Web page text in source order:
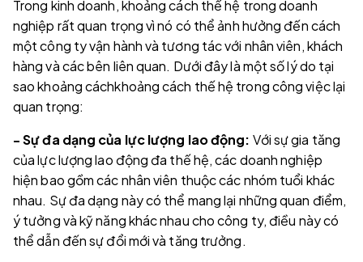
Trong kinh doanh, khoảng cách thế hệ trong doanh
nghiệp rất quan trọng vì nó có thể ảnh hưởng đến cách
một công ty vận hành và tương tác với nhân viên, khách
hàng và các bên liên quan. Dưới đây là một số lý do tại
sao khoảng cáchkhoảng cách thế hệ trong công việc lại
quan trọng:
- Sự đa dạng của lực lượng lao động: Với sự gia tăng
của lực lượng lao động đa thế hệ, các doanh nghiệp
hiện bao gồm các nhân viên thuộc các nhóm tuổi khác
nhau. Sự đa dạng này có thể mang lại những quan điểm,
ý tưởng và kỹ năng khác nhau cho công ty, điều này có
thể dẫn đến sự đổi mới và tăng trưởng.